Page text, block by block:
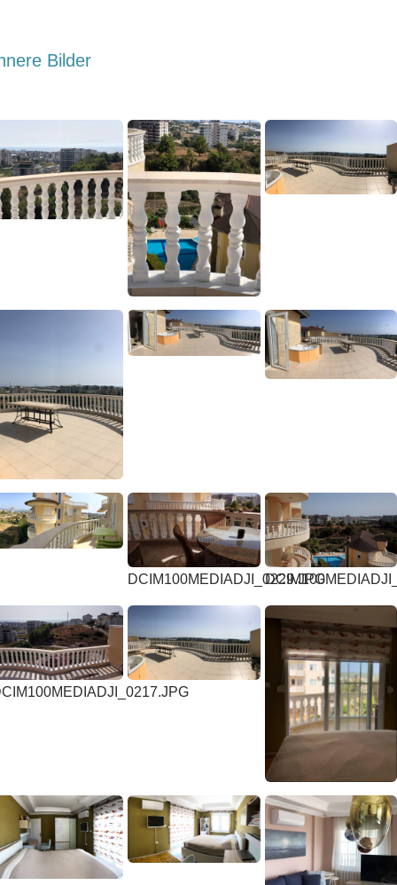
Bilder
DCIM100MEDIADJI_0229.JPG